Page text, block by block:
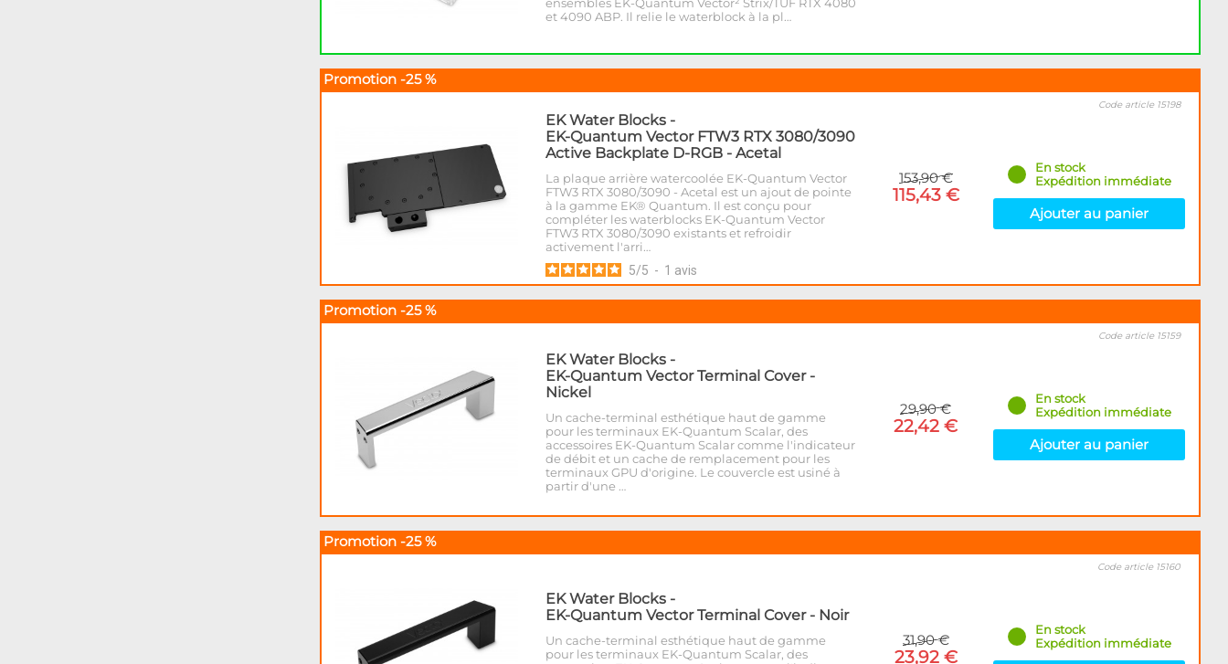
et 4090 ABP. Il relie le waterblock à la pl…
Promotion -25 %
EK Water Blocks -
EK-Quantum Vector FTW3 RTX 3080/3090
Active Backplate D-RGB - Acetal
La plaque arrière watercoolée EK-Quantum Vector
FTW3 RTX 3080/3090 - Acetal est un ajout de pointe
à la gamme EK® Quantum. Il est conçu pour
compléter les waterblocks EK-Quantum Vector
FTW3 RTX 3080/3090 existants et refroidir
activement l'arri…
5/5 - 1 avis
153,90 €
115,43 €
Code article 15198
En stock
Expédition immédiate
Ajouter au panier
Promotion -25 %
EK Water Blocks -
EK-Quantum Vector Terminal Cover -
Nickel
Un cache-terminal esthétique haut de gamme
pour les terminaux EK-Quantum Scalar, des
accessoires EK-Quantum Scalar comme l'indicateur
de débit et un cache de remplacement pour les
terminaux GPU d'origine. Le couvercle est usiné à
partir d'une …
29,90 €
22,42 €
Code article 15159
En stock
Expédition immédiate
Ajouter au panier
Promotion -25 %
EK Water Blocks -
EK-Quantum Vector Terminal Cover - Noir
Un cache-terminal esthétique haut de gamme
pour les terminaux EK-Quantum Scalar, des
31,90 €
23,92 €
Code article 15160
En stock
Expédition immédiate